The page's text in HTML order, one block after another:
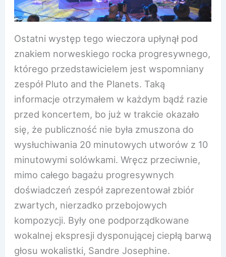
Ostatni występ tego wieczora upłynął pod
znakiem norweskiego rocka progresywnego,
którego przedstawicielem jest wspomniany
zespół Pluto and the Planets. Taką
informacje otrzymałem w każdym bądź razie
przed koncertem, bo już w trakcie okazało
się, że publiczność nie była zmuszona do
wysłuchiwania 20 minutowych utworów z 10
minutowymi solówkami. Wręcz przeciwnie,
mimo całego bagażu progresywnych
doświadczeń zespół zaprezentował zbiór
zwartych, nierzadko przebojowych
kompozycji. Były one podporządkowane
wokalnej ekspresji dysponującej ciepłą barwą
głosu wokalistki, Sandre Josephine.